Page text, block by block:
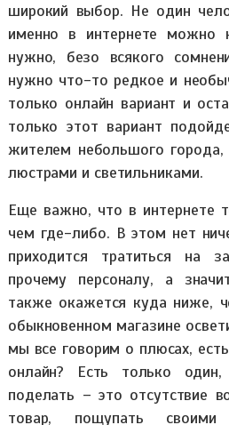
широкий выбор. Не один
именно в интернете можно
нужно, безо всякого
нужно что-то редкое и
только онлайн вариант и
только этот вариант
жителем небольшого
люстрами и светильниками.
Еще важно, что в интернете
чем где-либо. В этом нет
приходится тратиться на
прочему персоналу, а
также окажется куда ниже,
обыкновенном магазине
мы все говорим о плюсах,
онлайн? Есть только
поделать – это отсутствие
товар, пощупать